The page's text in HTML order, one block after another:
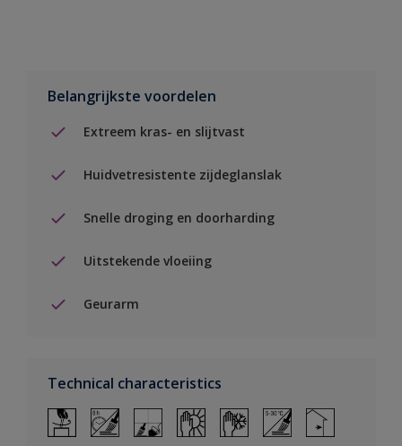
Belangrijkste voordelen
Extreem kras- en slijtvast
Huidvetresistente zijdeglanslak
Snelle droging en doorharding
Uitstekende vloeiing
Geurarm
Technical characteristics